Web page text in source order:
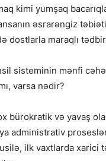
kimi yumşaq
əsrarəngiz
dostlarla maraqlı
sisteminin mənfi
varsa nədir?
bürokratik və yavaş
administrativ
ilk vaxtlarda xarici